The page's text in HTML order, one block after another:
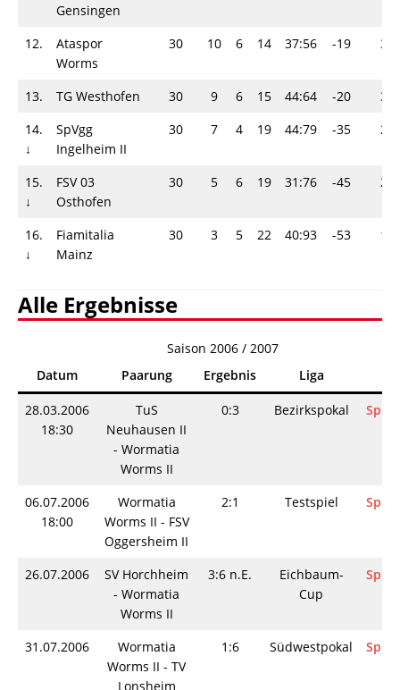
Gensingen
12.
Ataspor
Worms
30 10 6 14 37:56 -19 36
13. TG Westhofen 30 9 6 15 44:64 -20
33
14.
↓
SpVgg
Ingelheim II
30 7 4 19 44:79 -35 25
15.
↓
FSV 03
Osthofen
30 5 6 19 31:76 -45 21
16.
↓
Fiamitalia
Mainz
30 3 5 22 40:93 -53 14
Alle Ergebnisse
Saison 2006 / 2007
Datum
Paarung Ergebnis Liga
28.03.2006
18:30
TuS
Neuhausen II
- Wormatia
Worms II
0:3 Bezirkspokal
06.07.2006
18:00
Wormatia
Worms II - FSV
Oggersheim II
2:1 Testspiel
26.07.2006
SV Horchheim
- Wormatia
Worms II
3:6 n.E.
Eichbaum-
Cup
31.07.2006
Wormatia
Worms II - TV
Lonsheim
1:6 Südwestpokal